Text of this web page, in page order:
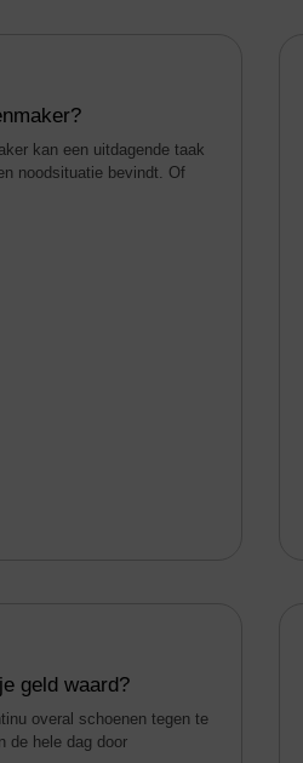
kan een uitdagende taak
noodsituatie bevindt. Of
geld waard?
overal schoenen tegen te
de hele dag door